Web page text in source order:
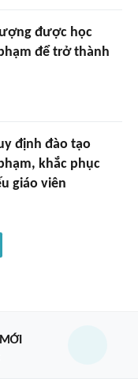
được học
để trở thành
định đào tạo
khắc phục
giáo viên